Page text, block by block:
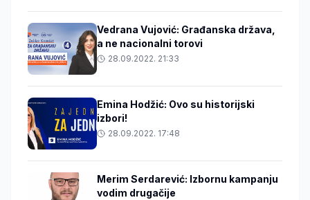
Vedrana Vujović: Građanska država,
a ne nacionalni torovi
28.09.2022. 21:33
Emina Hodžić: Ovo su historijski
izbori!
28.09.2022. 17:48
Merim Serdarević: Izbornu kampanju
vodim drugačije